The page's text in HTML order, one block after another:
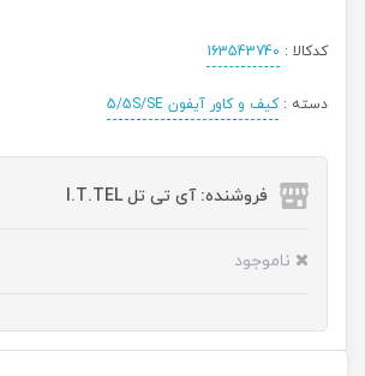
کدکالا : 163543740
دسته :کیف و کاور آیفون 5/5S/SE
فروشنده: آی تی تل I.T.TEL
ناموجود